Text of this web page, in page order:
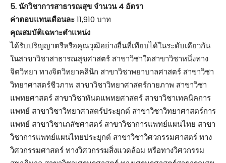
5. นักวิชาการสาธารณสุข จำนวน 4 อัตรา
ค่าตอบแทนเดือนละ11,910 บาท
คุณสมบัติเฉพาะตำแหน่ง
ได้รับปริญญาตรีหรือคุณวุฒิอย่างอื่นที่เทียบได้ในระดับเดียวกัน
ในสาขาวิชาสาธารณสุขศาสตร์ สาขาวิชาใดสาขาวิชาหนึ่งทาง
จิตวิทยา ทางจิตวิทยาคลินิก สาขาวิชาพยาบาลศาสตร์ สาขาวิชา
วิทยาศาสตร์ชีวภาพ สาขาวิชาวิทยาศาสตร์กายภาพ สาขาวิชา
แพทยศาสตร์ สาขาวิชาทันตแพทยศาสตร์ สาขาวิชาเทคนิคการ
แพทย์ สาขาวิชาวิทยาศาสตร์ประยุกต์ สาขาวิชาวิทยาศาสตร์การ
แพทย์ สาขาวิชาเภสัชศาสตร์ สาขาวิชาการแพทย์แผนไทย สาขา
วิชาการแพทย์แผนไทยประยุกต์ สาขาวิชาวิศวกรรมศาสตร์ ทาง
วิศวกรรมศาสตร์ ทางวิศวกรรมสิ่งแวดล้อม หรือทางวิศวกรรม